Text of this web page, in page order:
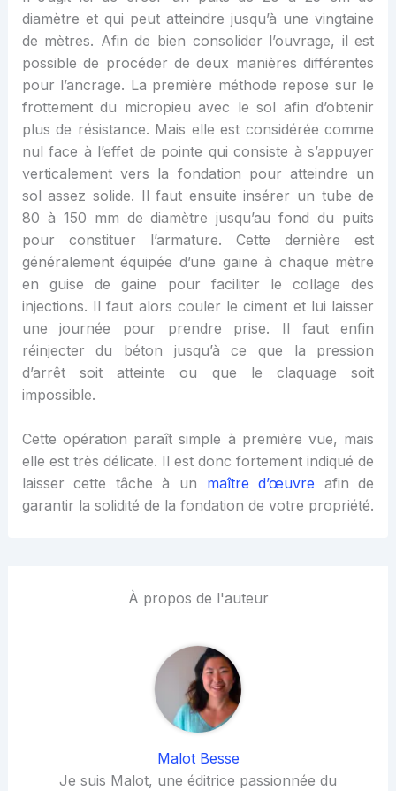
diamètre et qui peut atteindre jusqu’à une vingtaine
de mètres. Afin de bien consolider l’ouvrage, il est
possible de procéder de deux manières différentes
pour l’ancrage. La première méthode repose sur le
frottement du micropieu avec le sol afin d’obtenir
plus de résistance. Mais elle est considérée comme
nul face à l’effet de pointe qui consiste à s’appuyer
verticalement vers la fondation pour atteindre un
sol assez solide. Il faut ensuite insérer un tube de
80 à 150 mm de diamètre jusqu’au fond du puits
pour constituer l’armature. Cette dernière est
généralement équipée d’une gaine à chaque mètre
en guise de gaine pour faciliter le collage des
injections. Il faut alors couler le ciment et lui laisser
une journée pour prendre prise. Il faut enfin
réinjecter du béton jusqu’à ce que la pression
d’arrêt soit atteinte ou que le claquage soit
impossible.
Cette opération paraît simple à première vue, mais
elle est très délicate. Il est donc fortement indiqué de
laisser cette tâche à un maître d’œuvre afin de
garantir la solidité de la fondation de votre propriété.
À propos de l'auteur
Malot Besse
Je suis Malot, une éditrice passionnée du